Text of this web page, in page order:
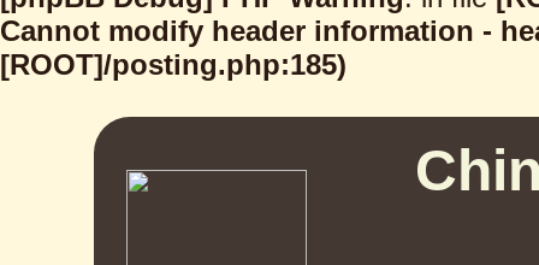
Cannot modify header information -
[ROOT]/posting.php:185)